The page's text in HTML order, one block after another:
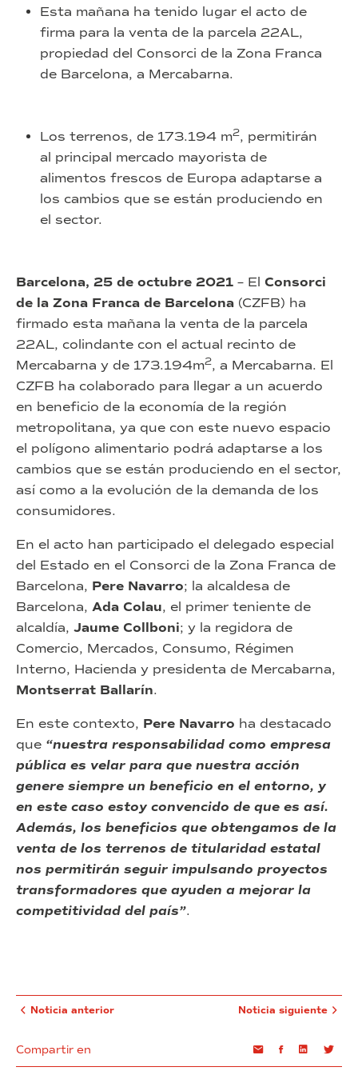
Esta mañana ha tenido lugar el acto de
firma para la venta de la parcela 22AL,
propiedad del Consorci de la Zona Franca
de Barcelona, a Mercabarna.
Los terrenos, de 173.194 m2, permitirán
al principal mercado mayorista de
alimentos frescos de Europa adaptarse a
los cambios que se están produciendo en
el sector.
Barcelona, 25 de octubre 2021 – El Consorci
de la Zona Franca de Barcelona (CZFB) ha
firmado esta mañana la venta de la parcela
22AL, colindante con el actual recinto de
Mercabarna y de 173.194m2, a Mercabarna. El
CZFB ha colaborado para llegar a un acuerdo
en beneficio de la economía de la región
metropolitana, ya que con este nuevo espacio
el polígono alimentario podrá adaptarse a los
cambios que se están produciendo en el sector,
así como a la evolución de la demanda de los
consumidores.
En el acto han participado el delegado especial
del Estado en el Consorci de la Zona Franca de
Barcelona, Pere Navarro; la alcaldesa de
Barcelona, Ada Colau, el primer teniente de
alcaldía, Jaume Collboni; y la regidora de
Comercio, Mercados, Consumo, Régimen
Interno, Hacienda y presidenta de Mercabarna,
Montserrat Ballarín.
En este contexto, Pere Navarro ha destacado
que “nuestra responsabilidad como empresa
pública es velar para que nuestra acción
genere siempre un beneficio en el entorno, y
en este caso estoy convencido de que es así.
Además, los beneficios que obtengamos de la
venta de los terrenos de titularidad estatal
nos permitirán seguir impulsando proyectos
transformadores que ayuden a mejorar la
competitividad del país”.
Noticia anterior
Compartir en EmailFacebookLinkedin
Noticia siguiente